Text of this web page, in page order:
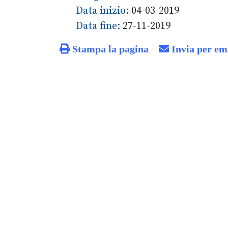
Data inizio: 04-03-2019
Data fine: 27-11-2019
Stampa la pagina Invia per